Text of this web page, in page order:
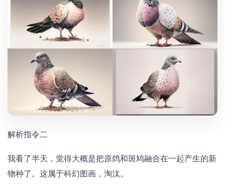
解析指令二
我看了半天，觉得大概是把原鸽和斑鸠融合在一起产生的新
物种了。这属于科幻图画，淘汰。